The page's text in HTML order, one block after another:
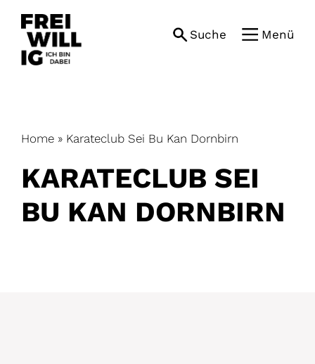
content
Suche Menü
Home » Karateclub Sei Bu Kan Dornbirn
KARATECLUB SEI
BU KAN DORNBIRN